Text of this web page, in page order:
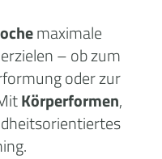
maximale
erzielen – ob zum
oder zur
Körperformen,